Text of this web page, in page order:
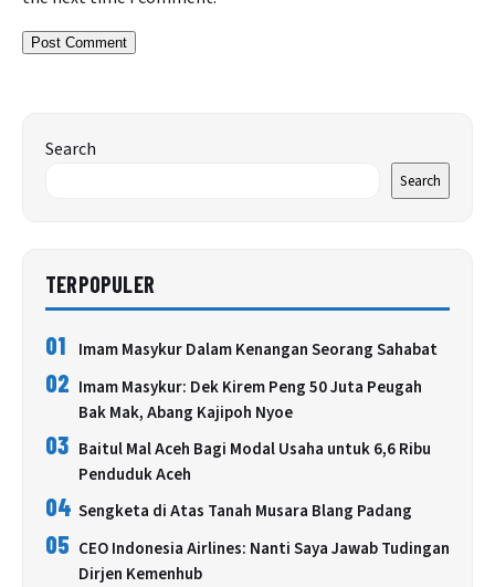
Search
Search
TERPOPULER
01 Imam Masykur Dalam Kenangan Seorang Sahabat
02 Imam Masykur: Dek Kirem Peng 50 Juta Peugah
Bak Mak, Abang Kajipoh Nyoe
03 Baitul Mal Aceh Bagi Modal Usaha untuk 6,6 Ribu
Penduduk Aceh
04 Sengketa di Atas Tanah Musara Blang Padang
05 CEO Indonesia Airlines: Nanti Saya Jawab Tudingan
Dirjen Kemenhub